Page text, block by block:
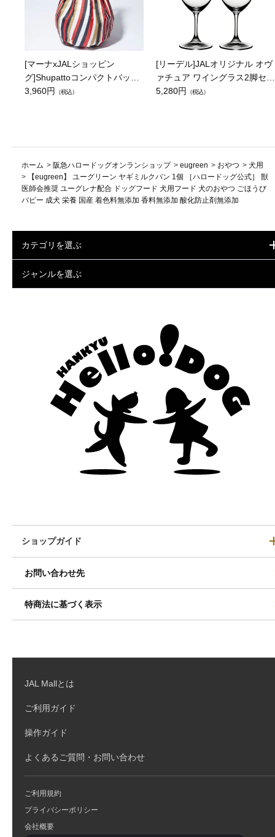
[マーナxJALショッピン
グ]Shupattoコンパクトバッグ
Drop JAL客室乗務員（LC）ス
3,960円 （税込）
[リーデル]JALオリジナル オヴ
ァチュア ワイングラス2脚セッ
ト（レッドワイン）
5,280円 （税込）
ホーム > 阪急ハロードッグオンランショップ > eugreen > おやつ > 犬用
>
【eugreen】 ユーグリーン ヤギミルクパン 1個 ［ハロードッグ公式］ 獣
医師会推奨 ユーグレナ配合 ドッグフード 犬用フード 犬のおやつ ごほうび
パピー 成犬 栄養 国産 着色料無添加 香料無添加 酸化防止剤無添加
カテゴリを選ぶ
ジャンルを選ぶ
ショップガイド
お問い合わせ先
特商法に基づく表示
JAL Mallとは
ご利用ガイド
操作ガイド
よくあるご質問・お問い合わせ
ご利用規約
プライバシーポリシー
会社概要